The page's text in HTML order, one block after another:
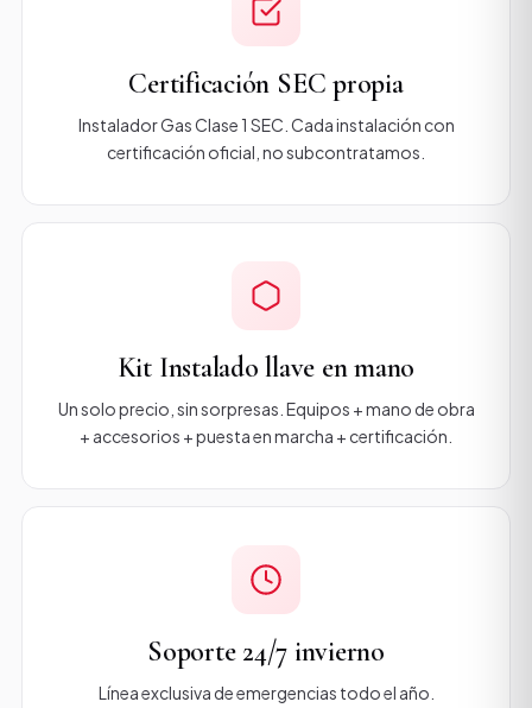
Certificación SEC propia
Instalador Gas Clase 1 SEC. Cada instalación con
certificación oficial, no subcontratamos.
Kit Instalado llave en mano
Un solo precio, sin sorpresas. Equipos + mano de obra
+ accesorios + puesta en marcha + certificación.
Soporte 24/7 invierno
Línea exclusiva de emergencias todo el año.